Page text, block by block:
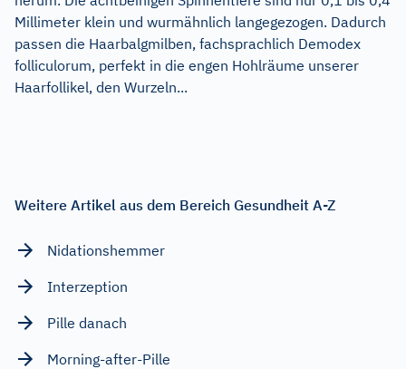
Millimeter klein und wurmähnlich langegezogen. Dadurch
passen die Haarbalgmilben, fachsprachlich Demodex
folliculorum, perfekt in die engen Hohlräume unserer
Haarfollikel, den Wurzeln...
Weitere Artikel aus dem Bereich Gesundheit A-Z
Nidationshemmer
Interzeption
Pille danach
Morning-after-Pille